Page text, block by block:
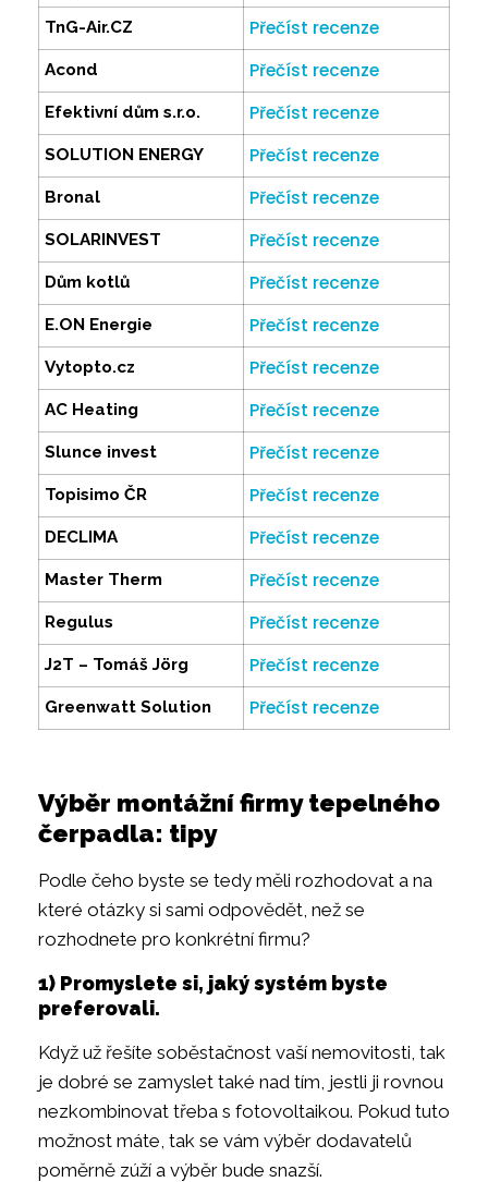
TnG-Air.CZ Přečíst recenze
Acond Přečíst recenze
Efektivní dům s.r.o. Přečíst recenze
SOLUTION ENERGY Přečíst recenze
Bronal Přečíst recenze
SOLARINVEST Přečíst recenze
Dům kotlů Přečíst recenze
E.ON Energie Přečíst recenze
Vytopto.cz Přečíst recenze
AC Heating Přečíst recenze
Slunce invest Přečíst recenze
Topisimo ČR Přečíst recenze
DECLIMA Přečíst recenze
Master Therm Přečíst recenze
Regulus Přečíst recenze
J2T – Tomáš Jörg Přečíst recenze
Greenwatt Solution Přečíst recenze
Výběr montážní firmy tepelného
čerpadla: tipy
Podle čeho byste se tedy měli rozhodovat a na
které otázky si sami odpovědět, než se
rozhodnete pro konkrétní firmu?
1) Promyslete si, jaký systém byste
preferovali.
Když už řešíte soběstačnost vaší nemovitosti, tak
je dobré se zamyslet také nad tím, jestli ji rovnou
nezkombinovat třeba s fotovoltaikou. Pokud tuto
možnost máte, tak se vám výběr dodavatelů
poměrně zúží a výběr bude snazší.